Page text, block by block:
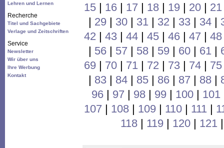
Lehren und Lernen
Recherche
Titel und Sachgebiete
Verlage und Zeitschriften
Service
Newsletter
Wir über uns
Ihre Werbung
Kontakt
15| 16| 17 | 18| 19| 20| 21
| 29| 30| 31| 32 | 33| 34|
42 | 43| 44| 45| 46| 47 | 48
| 56| 57 | 58| 59| 60| 61|
69| 70| 71| 72 | 73| 74| 75
| 83| 84| 85| 86| 87 | 88|
96| 97 | 98| 99| 100| 101
107 | 108| 109| 110| 111|
118 | 119 | 120 | 121